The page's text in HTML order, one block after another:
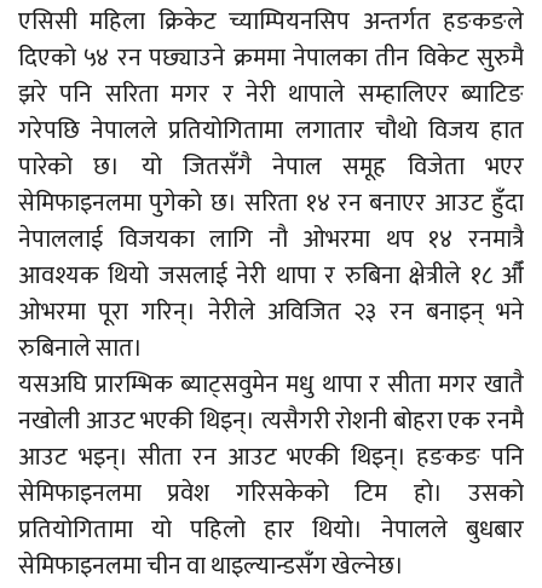
एसिसी महिला क्रिकेट च्याम्पियनसिप अन्तर्गत हङकङले
दिएको ५४ रन पछ्याउने क्रममा नेपालका तीन विकेट सुरुमै
झरे पनि सरिता मगर र नेरी थापाले सम्हालिएर ब्याटिङ
गरेपछि नेपालले प्रतियोगितामा लगातार चौथो विजय हात
पारेको छ। यो जितसँगै नेपाल समूह विजेता भएर
सेमिफाइनलमा पुगेको छ। सरिता १४ रन बनाएर आउट हुँदा
नेपाललाई विजयका लागि नौ ओभरमा थप १४ रनमात्रै
आवश्यक थियो जसलाई नेरी थापा र रुबिना क्षेत्रीले १८ औँ
ओभरमा पूरा गरिन्। नेरीले अविजित २३ रन बनाइन् भने
रुबिनाले सात।
यसअघि प्रारम्भिक ब्याट्सवुमेन मधु थापा र सीता मगर खातै
नखोली आउट भएकी थिइन्। त्यसैगरी रोशनी बोहरा एक रनमै
आउट भइन्। सीता रन आउट भएकी थिइन्। हङकङ पनि
सेमिफाइनलमा प्रवेश गरिसकेको टिम हो। उसको
प्रतियोगितामा यो पहिलो हार थियो। नेपालले बुधबार
सेमिफाइनलमा चीन वा थाइल्यान्डसँग खेल्नेछ।